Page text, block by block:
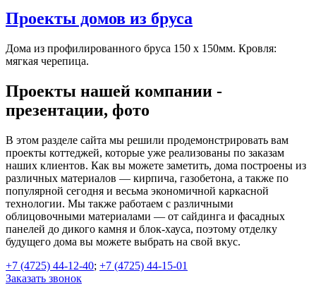
Проекты домов из бруса
Дома из профилированного бруса 150 х 150мм. Кровля:
мягкая черепица.
Проекты нашей компании -
презентации, фото
В этом разделе сайта мы решили продемонстрировать вам
проекты коттеджей, которые уже реализованы по заказам
наших клиентов. Как вы можете заметить, дома построены из
различных материалов — кирпича, газобетона, а также по
популярной сегодня и весьма экономичной каркасной
технологии. Мы также работаем с различными
облицовочными материалами — от сайдинга и фасадных
панелей до дикого камня и блок-хауса, поэтому отделку
будущего дома вы можете выбрать на свой вкус.
+7 (4725) 44-12-40; +7 (4725) 44-15-01
Заказать звонок